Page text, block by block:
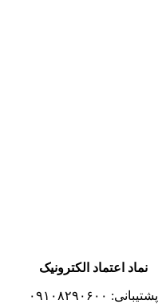
نماد اعتماد الکترونیک
پشتیبانی: ۰۹۱۰۸۲۹۰۶۰۰